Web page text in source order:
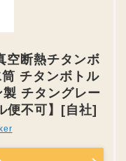
空断熱チタンボ
チタンボトル
チタングレー
便不可】[自社]